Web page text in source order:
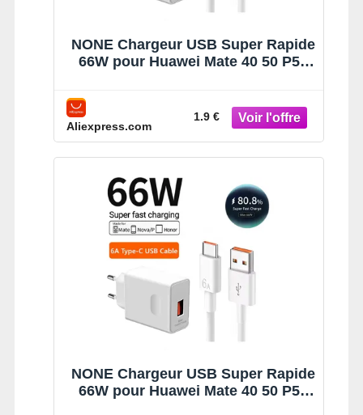
NONE Chargeur USB Super Rapide
66W pour Huawei Mate 40 50 P50
Magic Lite 6 Pro Câble de Charge
USB Type C 6A
Aliexpress.com
1.9 €
NONE Chargeur USB Super Rapide
66W pour Huawei Mate 40 50 P50